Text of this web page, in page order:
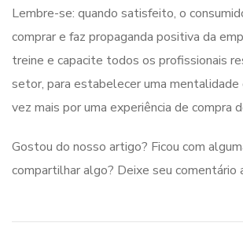
Lembre-se: quando satisfeito, o
comprar e faz propaganda positiva da
treine e capacite todos os profissionais
setor, para estabelecer uma mentalidade
vez mais por uma experiência de compra
Gostou do nosso artigo? Ficou com
compartilhar algo? Deixe seu comentário